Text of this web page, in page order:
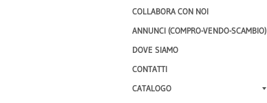
COLLABORA CON NOI
ANNUNCI (COMPRO-VENDO-SCAMBIO)
DOVE SIAMO
CONTATTI
CATALOGO